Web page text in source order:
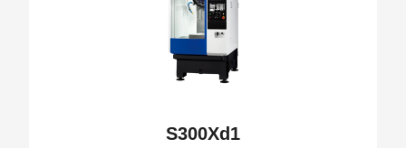
S300Xd1